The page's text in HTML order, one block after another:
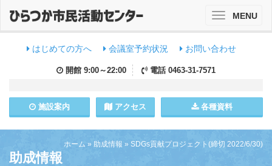
はじめての方へ 会議室予約状況 お問い合わせ
開館 9:00～22:00 電話 0463-31-7571
施設案内 アクセス 各種資料
ToggleMENU
ホーム » 助成情報 » SDGs貢献プロジェクト(締切 2022/6/30)
助成情報